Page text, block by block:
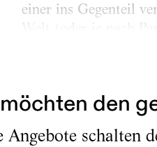
einer ins Gegenteil
den
Angebote schalten